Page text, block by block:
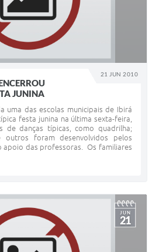
21 JUN 2010
JUNINA
uma das escolas municipais de Ibirá
festa junina na última sexta-feira,
de danças típicas, como quadrilha;
outros foram desenvolvidos pelos
apoio das professoras. Os familiares
JUN
21